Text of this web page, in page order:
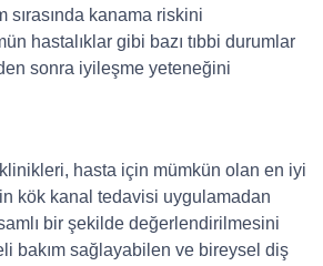
sırasında kanama riskini
hastalıklar gibi bazı tıbbi durumlar
sonra iyileşme yeteneğini
hasta için mümkün olan en iyi
kök kanal tedavisi uygulamadan
bir şekilde değerlendirilmesini
bakım sağlayabilen ve bireysel diş